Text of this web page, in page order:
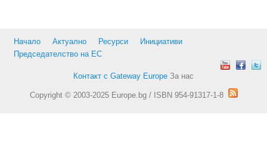
Начало Актуално Ресурси
Инициативи
Председателство на ЕС
Контакт с Gateway Europe За нас
Copyright © 2003-2025 Europe.bg / ISBN 954-91317-1-8